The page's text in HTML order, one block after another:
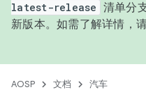
latest-release 清单分
新版本。如需了解详情，
AOSP 文档 汽车